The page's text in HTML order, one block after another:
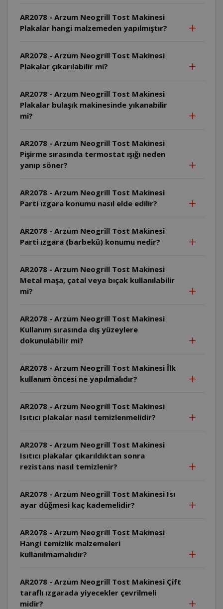
AR2078 - Arzum Neogrill Tost Makinesi
Plakalar hangi malzemeden yapılmıştır?
AR2078 - Arzum Neogrill Tost Makinesi
Plakalar çıkarılabilir mi?
AR2078 - Arzum Neogrill Tost Makinesi
Plakalar bulaşık makinesinde yıkanabilir
mi?
AR2078 - Arzum Neogrill Tost Makinesi
Pişirme sırasında termostat ışığı neden
yanıp söner?
AR2078 - Arzum Neogrill Tost Makinesi
Parti ızgara konumu nasıl elde edilir?
AR2078 - Arzum Neogrill Tost Makinesi
Parti ızgara (barbekü) konumu nedir?
AR2078 - Arzum Neogrill Tost Makinesi
Metal maşa, çatal veya bıçak kullanılabilir
mi?
AR2078 - Arzum Neogrill Tost Makinesi
Kullanım sırasında dış yüzeylere
dokunulabilir mi?
AR2078 - Arzum Neogrill Tost Makinesi İlk
kullanım öncesi ne yapılmalıdır?
AR2078 - Arzum Neogrill Tost Makinesi
Isıtıcı plakalar nasıl temizlenmelidir?
AR2078 - Arzum Neogrill Tost Makinesi
Isıtıcı plakalar çıkarıldıktan sonra
rezistans nasıl temizlenir?
AR2078 - Arzum Neogrill Tost Makinesi Isı
ayar düğmesi kaç kademelidir?
AR2078 - Arzum Neogrill Tost Makinesi
Hangi temizlik malzemeleri
kullanılmamalıdır?
AR2078 - Arzum Neogrill Tost Makinesi Çift
taraflı ızgarada yiyecekler çevrilmeli
midir?